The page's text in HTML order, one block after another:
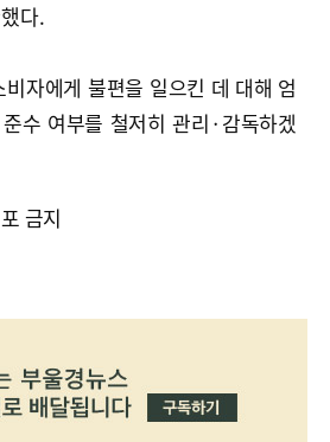
다.
자에게 불편을 일으킨 데 대해 엄
수 여부를 철저히 관리·감독하겠
금지